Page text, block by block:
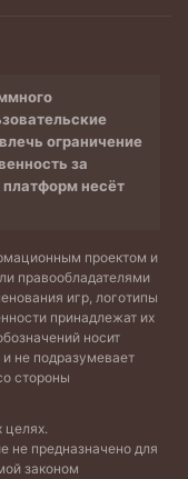
ограничение
за
несёт
проектом и
правообладателями
игр, логотипы
принадлежат их
носит
не подразумевает
стороны
целях.
не предназначено для
законом